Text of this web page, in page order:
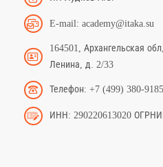
E-mail: academy@itaka.su
164501, Архангельская
Ленина, д. 2/33
Телефон: +7 (499) 380-9185
ИНН: 290220613020